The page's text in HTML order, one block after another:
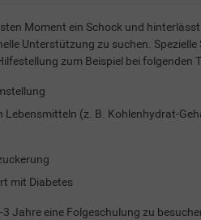
Moment ein Schock und
Unterstützung zu suchen.
zum Beispiel bei folgenden
Lebensmitteln (z. B. Kohlenhydrat-
mit Diabetes
Jahre eine Folgeschulung zu